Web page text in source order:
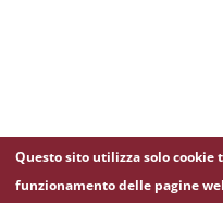
Questo sito utilizza solo
funzionamento delle pagine